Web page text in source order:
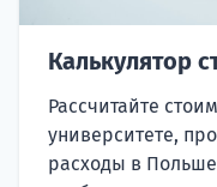
Калькулятор
Рассчитайте
университете,
расходы в